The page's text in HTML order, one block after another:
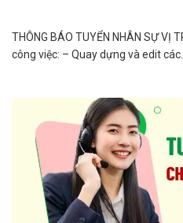
THÔNG BÁO TUYỂN NHÂN SỰ VỊ
công việc: – Quay dựng và edit